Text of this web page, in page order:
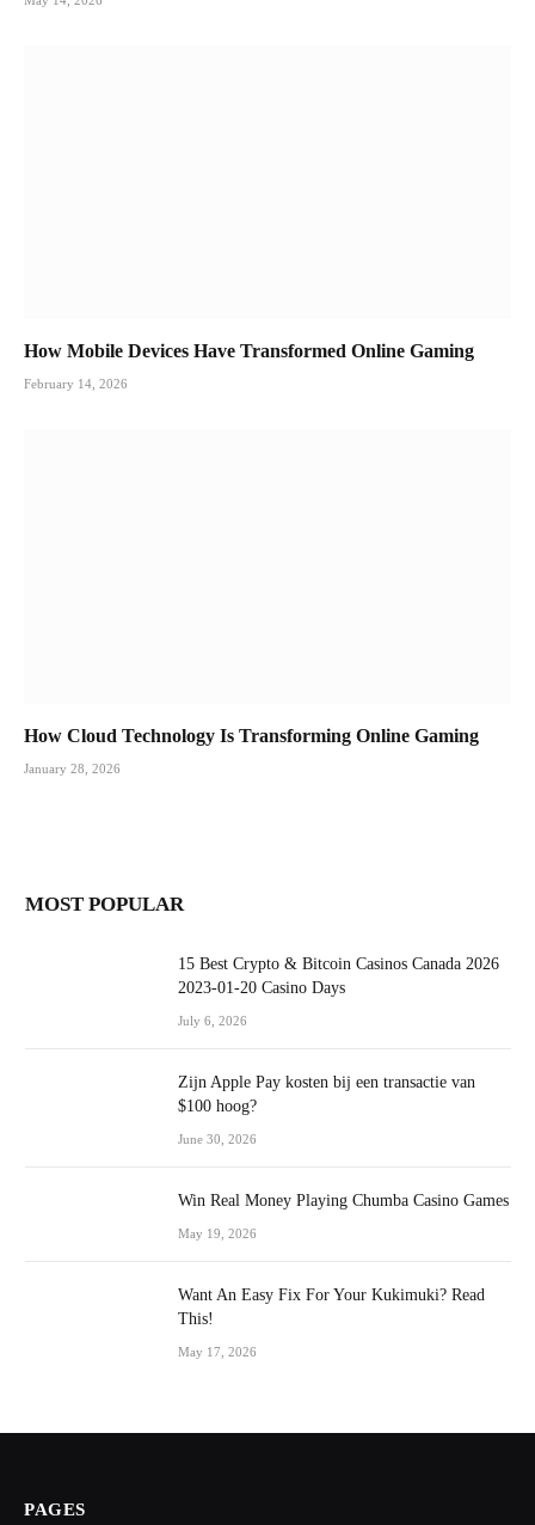
How Mobile Devices Have Transformed Online Gaming
February 14, 2026
How Cloud Technology Is Transforming Online Gaming
January 28, 2026
MOST POPULAR
15 Best Crypto & Bitcoin Casinos Canada 2026
2023-01-20 Casino Days
July 6, 2026
Zijn Apple Pay kosten bij een transactie van
$100 hoog?
June 30, 2026
Win Real Money Playing Chumba Casino Games
May 19, 2026
Want An Easy Fix For Your Kukimuki? Read
This!
May 17, 2026
PAGES